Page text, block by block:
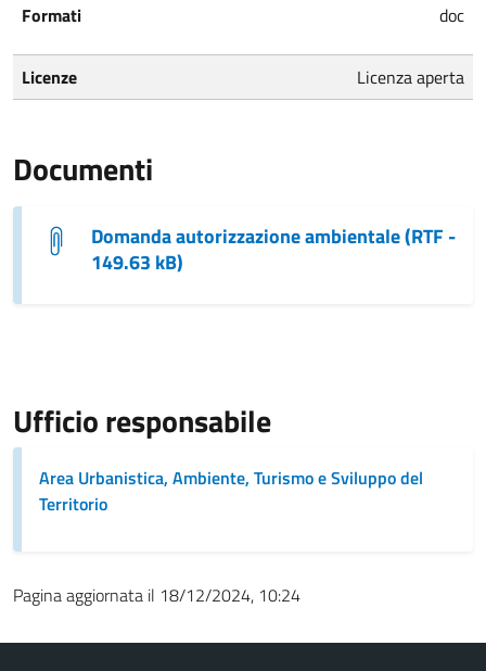
Formati
doc
Licenze Licenza aperta
Documenti
Domanda autorizzazione ambientale (RTF -
149.63 kB)
Ufficio responsabile
Area Urbanistica, Ambiente, Turismo e Sviluppo del
Territorio
Pagina aggiornata il 18/12/2024, 10:24